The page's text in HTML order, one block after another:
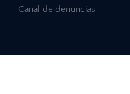
Canal de denuncias